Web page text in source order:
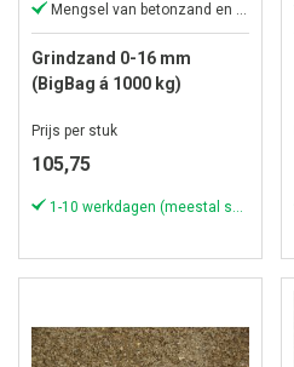
Mengsel van betonzand en grind
Grindzand 0-16 mm
(BigBag á 1000 kg)
Prijs per stuk
105,75